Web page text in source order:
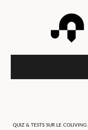
Le
actifs et étudiants
louer pour leurs
QUIZ & TESTS SUR LE COLIVING ,